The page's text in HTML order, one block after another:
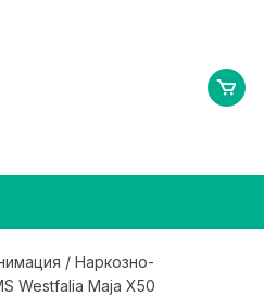
/Наркозно-
Westfalia Maja X50